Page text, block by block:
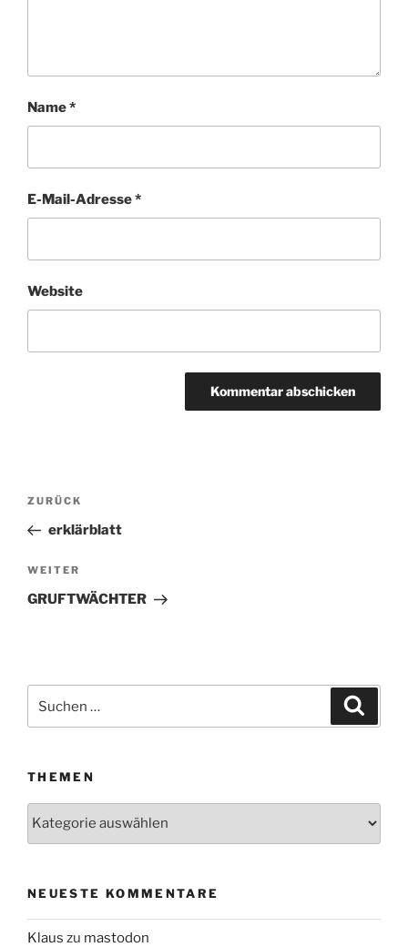
Name*
E-Mail-Adresse*
Website
Beitragsnavigation
Vorheriger
Beitrag
ZURÜCK
erklärblatt
Nächster
Beitrag
WEITER
GRUFTWÄCHTER
THEMEN
Themen
NEUESTE KOMMENTARE
Klaus zu mastodon